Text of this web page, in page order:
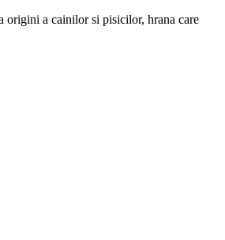
origini a cainilor si pisicilor, hrana care